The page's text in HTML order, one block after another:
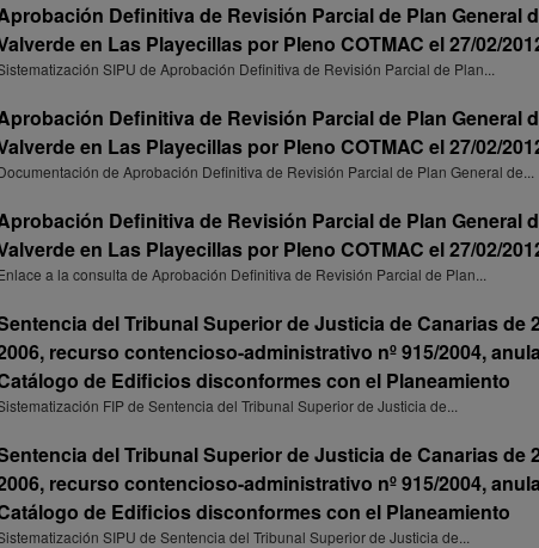
Definitiva de Revisión Parcial de Plan General
en Las Playecillas por Pleno COTMAC el 27/02/
SIPU de Aprobación Definitiva de Revisión Parcial de Plan...
Definitiva de Revisión Parcial de Plan General
en Las Playecillas por Pleno COTMAC el 27/02/
de Aprobación Definitiva de Revisión Parcial de Plan General de...
Definitiva de Revisión Parcial de Plan General
en Las Playecillas por Pleno COTMAC el 27/02/
a la consulta de Aprobación Definitiva de Revisión Parcial de Plan...
del Tribunal Superior de Justicia de Canarias de
recurso contencioso-administrativo nº 915/2004,
de Edificios disconformes con el Planeamiento
FIP de Sentencia del Tribunal Superior de Justicia de...
del Tribunal Superior de Justicia de Canarias de
recurso contencioso-administrativo nº 915/2004,
de Edificios disconformes con el Planeamiento
SIPU de Sentencia del Tribunal Superior de Justicia de...